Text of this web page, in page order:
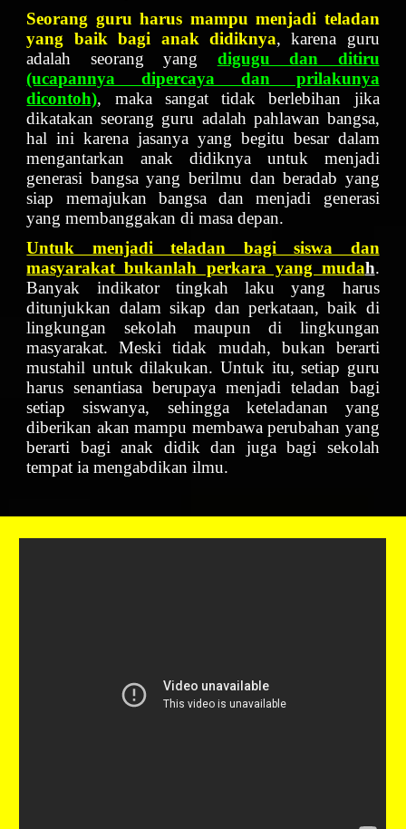
Seorang guru harus mampu menjadi teladan
yang baik bagi anak didiknya, karena guru
adalah seorang yang digugu dan ditiru
(ucapannya dipercaya dan prilakunya
dicontoh), maka sangat tidak berlebihan jika
dikatakan seorang guru adalah pahlawan bangsa,
hal ini karena jasanya yang begitu besar dalam
mengantarkan anak didiknya untuk menjadi
generasi bangsa yang berilmu dan beradab yang
siap memajukan bangsa dan menjadi generasi
yang membanggakan di masa depan.
Untuk menjadi teladan bagi siswa dan
masyarakat bukanlah perkara yang mudah.
Banyak indikator tingkah laku yang harus
ditunjukkan dalam sikap dan perkataan, baik di
lingkungan sekolah maupun di lingkungan
masyarakat. Meski tidak mudah, bukan berarti
mustahil untuk dilakukan. Untuk itu, setiap guru
harus senantiasa berupaya menjadi teladan bagi
setiap siswanya, sehingga keteladanan yang
diberikan akan mampu membawa perubahan yang
berarti bagi anak didik dan juga bagi sekolah
tempat ia mengabdikan ilmu.